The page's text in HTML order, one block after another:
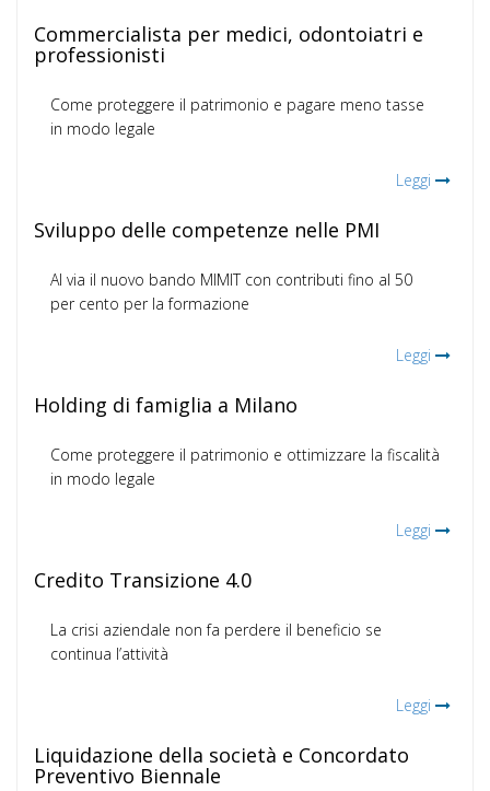
Commercialista per medici, odontoiatri e
professionisti
Come proteggere il patrimonio e pagare meno tasse
in modo legale
Leggi
Sviluppo delle competenze nelle PMI
Al via il nuovo bando MIMIT con contributi fino al 50
per cento per la formazione
Leggi
Holding di famiglia a Milano
Come proteggere il patrimonio e ottimizzare la fiscalità
in modo legale
Leggi
Credito Transizione 4.0
La crisi aziendale non fa perdere il beneficio se
continua l’attività
Leggi
Liquidazione della società e Concordato
Preventivo Biennale